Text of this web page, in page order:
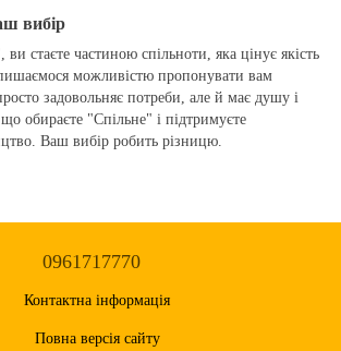
вибір
стаєте частиною спільноти, яка цінує якість
можливістю пропонувати вам
задовольняє потреби, але й має душу і
обираєте "Спільне" і підтримуєте
Ваш вибір робить різницю.
0961717770
Контактна інформація
Повна версія сайту